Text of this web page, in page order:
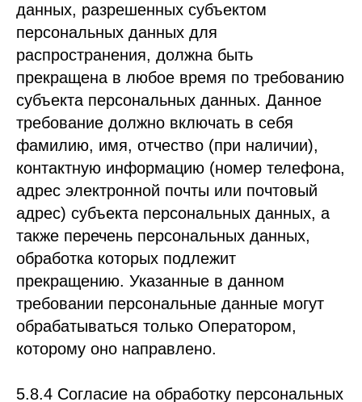
данных, разрешенных субъектом
персональных данных для
распространения, должна быть
прекращена в любое время по требованию
субъекта персональных данных. Данное
требование должно включать в себя
фамилию, имя, отчество (при наличии),
контактную информацию (номер телефона,
адрес электронной почты или почтовый
адрес) субъекта персональных данных, а
также перечень персональных данных,
обработка которых подлежит
прекращению. Указанные в данном
требовании персональные данные могут
обрабатываться только Оператором,
которому оно направлено.
5.8.4 Согласие на обработку персональных